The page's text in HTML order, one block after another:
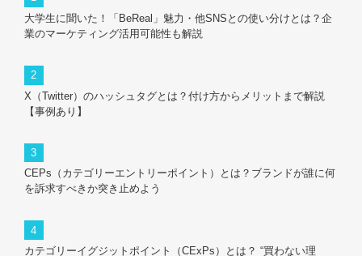
大学生に聞いた！「BeReal」魅力・他SNSとの使い分けとは？企
業のマーケティング活用可能性も解説
X（Twitter）のハッシュタグとは？付け方からメリットまで解説
【事例あり】
CEPs（カテゴリーエントリーポイント）とは？ブランドが誰に何
を訴求すべきか突き止めよう
カテゴリーイグジットポイント（CExPs）とは？ “買わない理